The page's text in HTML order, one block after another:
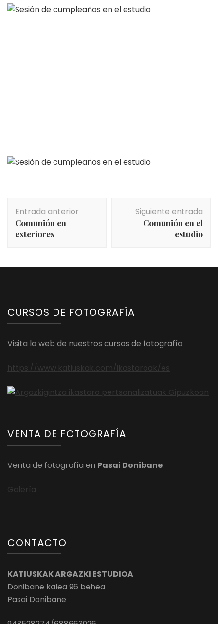
de
entradas
Entrada anterior
Comunión en
exteriores
Siguiente entrada
Comunión en el
estudio
CURSOS DE FOTOGRAFÍA
Visita la web de nuestros cursos de fotografía
https://www.katiuskak.com/ikastaroak/es
VENTA DE FOTOGRAFÍA
Venta de fotografía en Pasai Donibane.
Galería
CONTACTO
KATIUSKAK ARGAZKI ESTUDIOA
Donibane kalea 96 behea
Pasai Donibane